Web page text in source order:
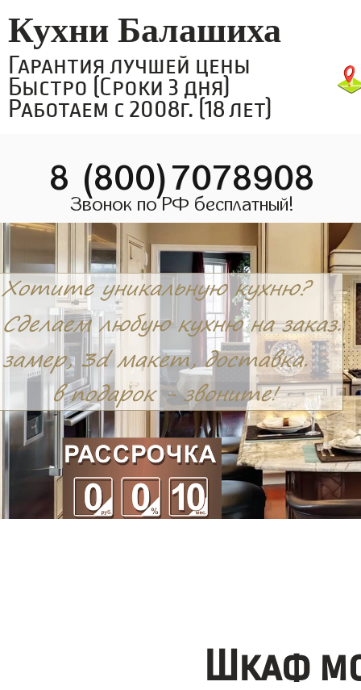
Кухни Балашиха
Гарантия лучшей цены
Быстро (Сроки 3 дня)
Работаем с 2008г. (18 лет)
8 (800)7078908
Звонок по РФ бесплатный!
Шкаф